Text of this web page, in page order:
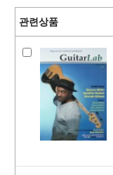
관련상품